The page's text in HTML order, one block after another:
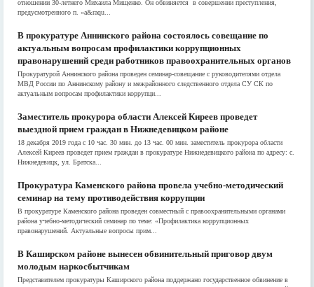
отношении 30-летнего Михаила Мищенко. Он обвиняется в совершении преступления,
предусмотренного п. «а&raqu...
В прокуратуре Аннинского района состоялось совещание по
актуальным вопросам профилактики коррупционных
правонарушений среди работников правоохранительных органов
Прокуратурой Аннинского района проведен семинар-совещание с руководителями отдела
МВД России по Аннинскому району и межрайонного следственного отдела СУ СК по
актуальным вопросам профилактики коррупци...
Заместитель прокурора области Алексей Киреев проведет
выездной прием граждан в Нижнедевицком районе
18 декабря 2019 года с 10 час. 30 мин. до 13 час. 00 мин. заместитель прокурора области
Алексей Киреев проведет прием граждан в прокуратуре Нижнедевицкого района по адресу: с.
Нижнедевицк, ул. Братска...
Прокуратура Каменского района провела учебно-методический
семинар на тему противодействия коррупции
В прокуратуре Каменского района проведен совместный с правоохранительными органами
района учебно-методический семинар по теме: «Профилактика коррупционных
правонарушений. Актуальные вопросы прим...
В Каширском районе вынесен обвинительный приговор двум
молодым наркосбытчикам
Представителем прокуратуры Каширского района поддержано государственное обвинение в